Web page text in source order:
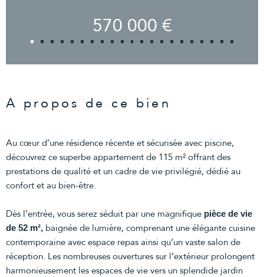
570 000 €
A propos de ce bien
Au cœur d’une résidence récente et sécurisée avec piscine,
découvrez ce superbe appartement de 115 m² offrant des
prestations de qualité et un cadre de vie privilégié, dédié au
confort et au bien-être.
Dès l’entrée, vous serez séduit par une magnifique pièce de vie
de 52 m², baignée de lumière, comprenant une élégante cuisine
contemporaine avec espace repas ainsi qu’un vaste salon de
réception. Les nombreuses ouvertures sur l’extérieur prolongent
harmonieusement les espaces de vie vers un splendide jardin